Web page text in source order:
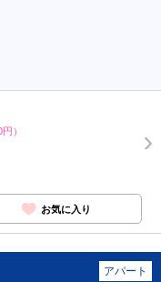
）
お気に入り
アパート